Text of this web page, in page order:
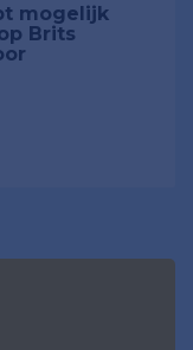
mogelijk
Brits